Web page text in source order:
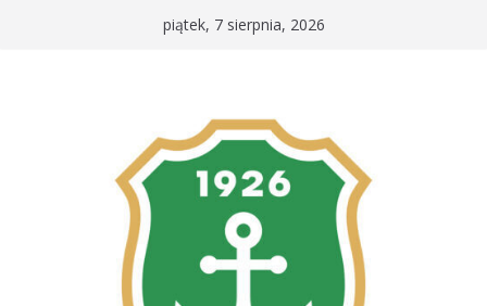
piątek, 7 sierpnia, 2026